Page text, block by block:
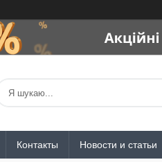
Контакты Новости и статьи